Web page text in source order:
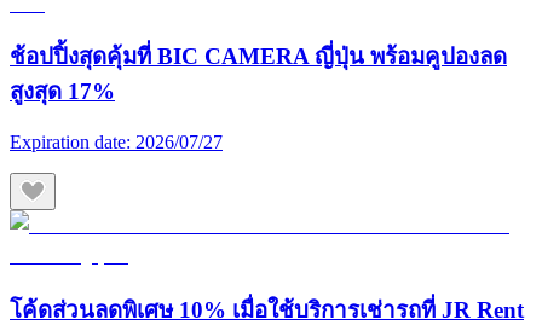
ช้อปปิ้งสุดคุ้มที่ BIC CAMERA ญี่ปุ่น พร้อมคูปองลด
สูงสุด 17%
Expiration date: 2026/07/27
โค้ดส่วนลดพิเศษ 10% เมื่อใช้บริการเช่ารถที่ JR Rent